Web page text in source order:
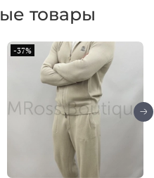
товары
-37%